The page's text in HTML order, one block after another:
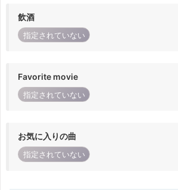
飲酒
指定されていない
Favorite movie
指定されていない
お気に入りの曲
指定されていない